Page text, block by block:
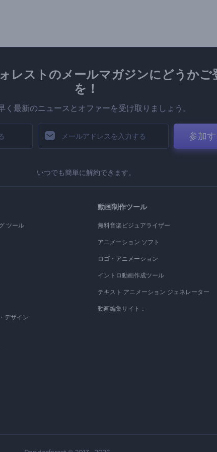
レストのメールマガジンにどうかご
を！
く最新のニュースとオファーを受け取りましょう。
参加
いつでも簡単に解約できます。
ツール
デザイン
動画制作ツール
無料音楽ビジュアライザー
アニメーション ソフト
ロゴ・アニメーション
イントロ動画作成ツール
テキスト アニメーション ジェネレーター
動画編集サイト：